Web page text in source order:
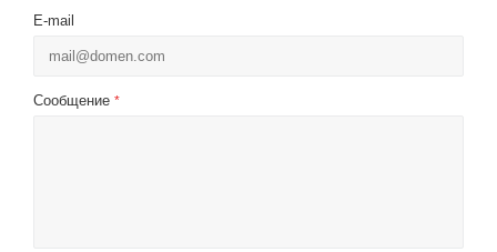
E-mail
Сообщение *